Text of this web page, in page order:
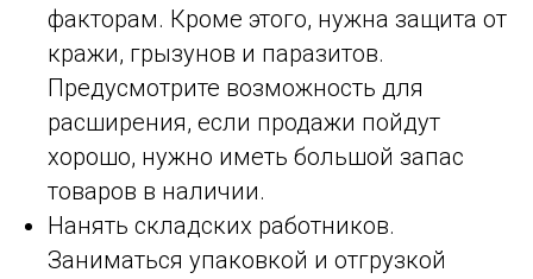
факторам. Кроме этого, нужна защита от
кражи, грызунов и паразитов.
Предусмотрите возможность для
расширения, если продажи пойдут
хорошо, нужно иметь большой запас
товаров в наличии.
Нанять складских работников.
Заниматься упаковкой и отгрузкой